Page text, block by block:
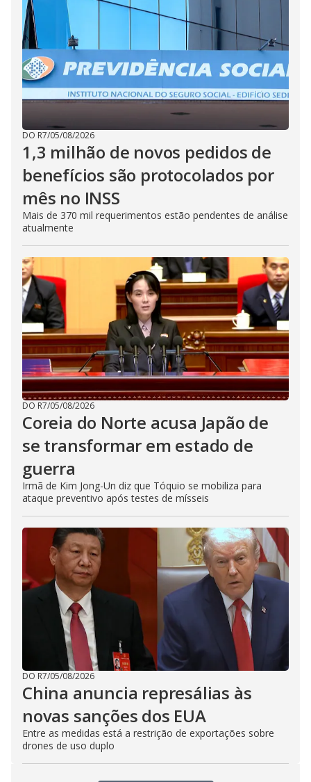
DO R7/05/08/2026
1,3 milhão de novos pedidos de
benefícios são protocolados por
mês no INSS
Mais de 370 mil requerimentos estão pendentes de análise
atualmente
DO R7/05/08/2026
Coreia do Norte acusa Japão de
se transformar em estado de
guerra
Irmã de Kim Jong-Un diz que Tóquio se mobiliza para
ataque preventivo após testes de mísseis
DO R7/05/08/2026
China anuncia represálias às
novas sanções dos EUA
Entre as medidas está a restrição de exportações sobre
drones de uso duplo